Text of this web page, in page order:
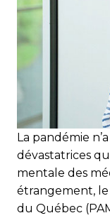
La pandémie
dévastatrices
mentale des
étrangement, le
du Québec